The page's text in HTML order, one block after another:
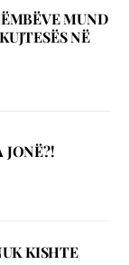
MUND
NË
JONË?!
KISHTE